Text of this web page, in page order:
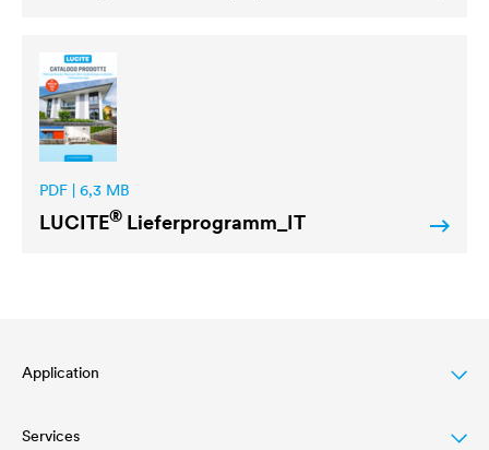
PDF | 6,3 MB
LUCITE® Lieferprogramm_IT
Application
Finitura per legno
Services